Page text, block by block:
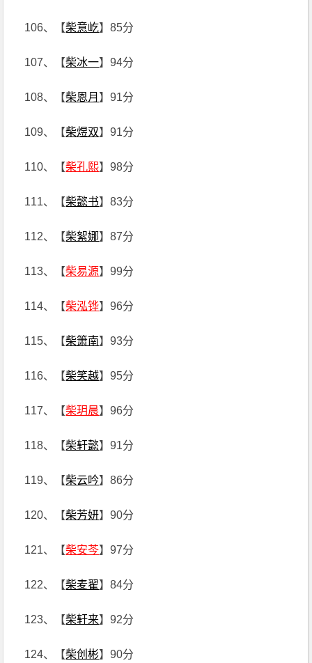
106、【柴意屹】85分
107、【柴冰一】94分
108、【柴恩月 】91分
109、【柴煜双】91分
110、【柴孔熙】98分
111、【柴懿书】83分
112、【柴絮娜】87分
113、【柴易源】99分
114、【柴泓铧】96分
115、【柴箫南】93分
116、【柴笑越】95分
117、【柴玥晨】96分
118、【柴轩懿】91分
119、【柴云吟】86分
120、【柴芳妍】90分
121、【柴安芩】97分
122、【柴麦翟】84分
123、【柴轩来】92分
124、【柴创彬】90分